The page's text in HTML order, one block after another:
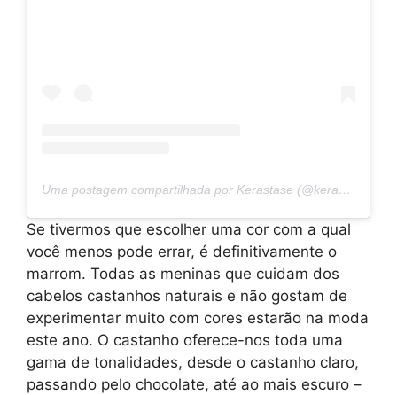
Uma postagem compartilhada por Kerastase (@kerastase_official)
Se tivermos que escolher uma cor com a qual
você menos pode errar, é definitivamente o
marrom. Todas as meninas que cuidam dos
cabelos castanhos naturais e não gostam de
experimentar muito com cores estarão na moda
este ano. O castanho oferece-nos toda uma
gama de tonalidades, desde o castanho claro,
passando pelo chocolate, até ao mais escuro –